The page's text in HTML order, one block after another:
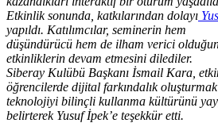
Etkinlik sonunda, katkılarından dolayı
yapıldı. Katılımcılar, seminerin hem
düşündürücü hem de ilham verici
etkinliklerin devam etmesini dilediler.
Siberay Kulübü Başkanı İsmail Kara,
öğrencilerde dijital farkındalık
teknolojiyi bilinçli kullanma kültürünü
belirterek Yusuf İpek’e teşekkür etti.